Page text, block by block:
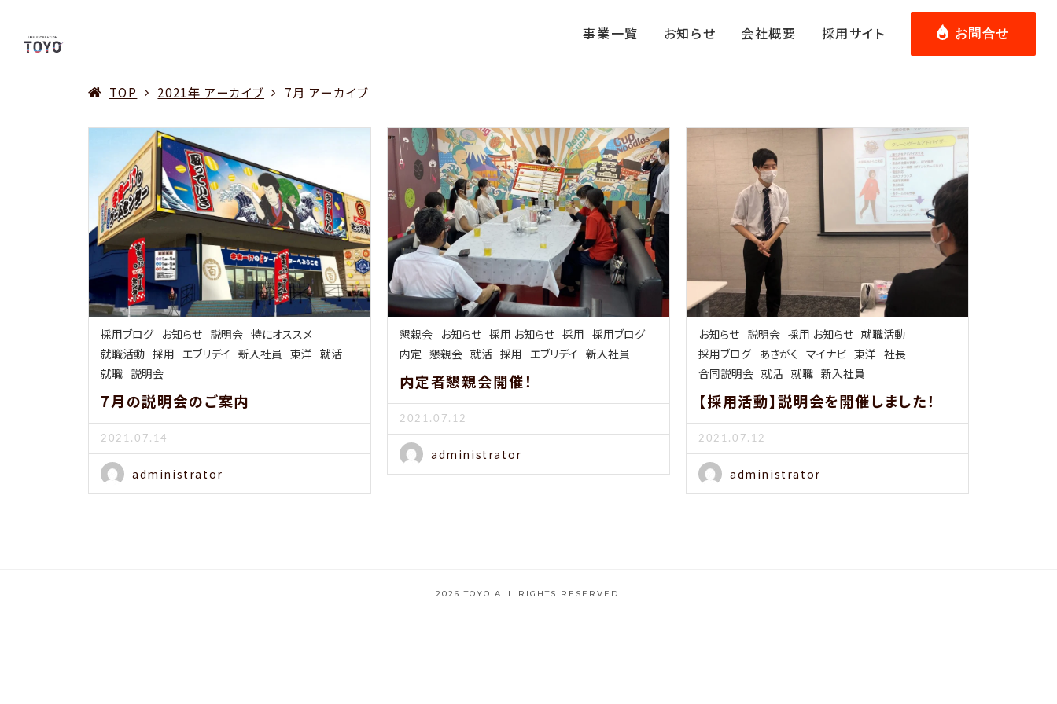
事業一覧 お知らせ 会社概要 採用サイト お問合せ
TOP 2021年 アーカイブ 7月 アーカイブ
採用ブログ お知らせ 説明会 特にオススメ
就職活動 採用 エブリデイ 新入社員 東洋 就活
就職 説明会
7月の説明会のご案内
2021.07.14
administrator
懇親会 お知らせ 採用 お知らせ 採用 採用ブログ
内定 懇親会 就活 採用 エブリデイ 新入社員
内定者懇親会開催！
2021.07.12
administrator
お知らせ 説明会 採用 お知らせ 就職活動
採用ブログ あさがく マイナビ 東洋 社長
合同説明会 就活 就職 新入社員
【採用活動】説明会を開催しました！
2021.07.12
administrator
2026 TOYO ALL RIGHTS RESERVED.